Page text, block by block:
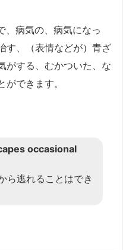
、病気の、病気になっ
す、（表情などが）青ざ
がする、むかついた、な
できます。
occasional
ら逃れることはでき